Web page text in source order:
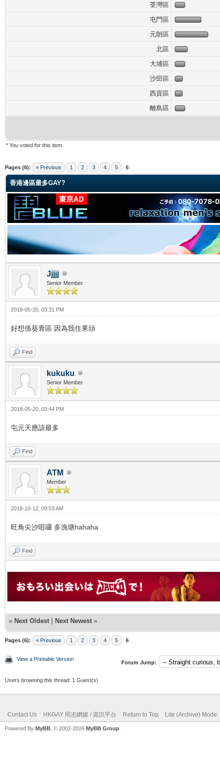
荃灣區
屯門區
元朗區
北區
大埔區
沙田區
西貢區
離島區
* You voted for this item.
Pages (6): « Previous 1 2 3 4 5 6
香港邊區最多GAY?
Jjjjj
Senior Member
2018-05-20, 03:31 PM
好想係葵青區 因為我住果頭
Find
kukuku
Senior Member
2018-05-20, 03:44 PM
屯元天應該最多
Find
ATM
Member
2018-10-12, 09:53 AM
旺角尖沙咀囉 多漁塘hahaha
Find
« Next Oldest | Next Newest »
Pages (6): « Previous 1 2 3 4 5 6
View a Printable Version
Forum Jump:
Users browsing this thread: 1 Guest(s)
Contact Us HKGAY 同志網媒 / 資訊平台 Return to Top Lite (Archive) Mode
Powered By MyBB , © 2002-2026 MyBB Group